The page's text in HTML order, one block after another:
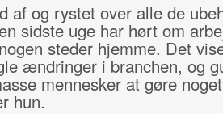
af og rystet over alle de
sidste uge har hørt om
steder hjemme. Det
ændringer i branchen, og
mennesker at gøre
hun.